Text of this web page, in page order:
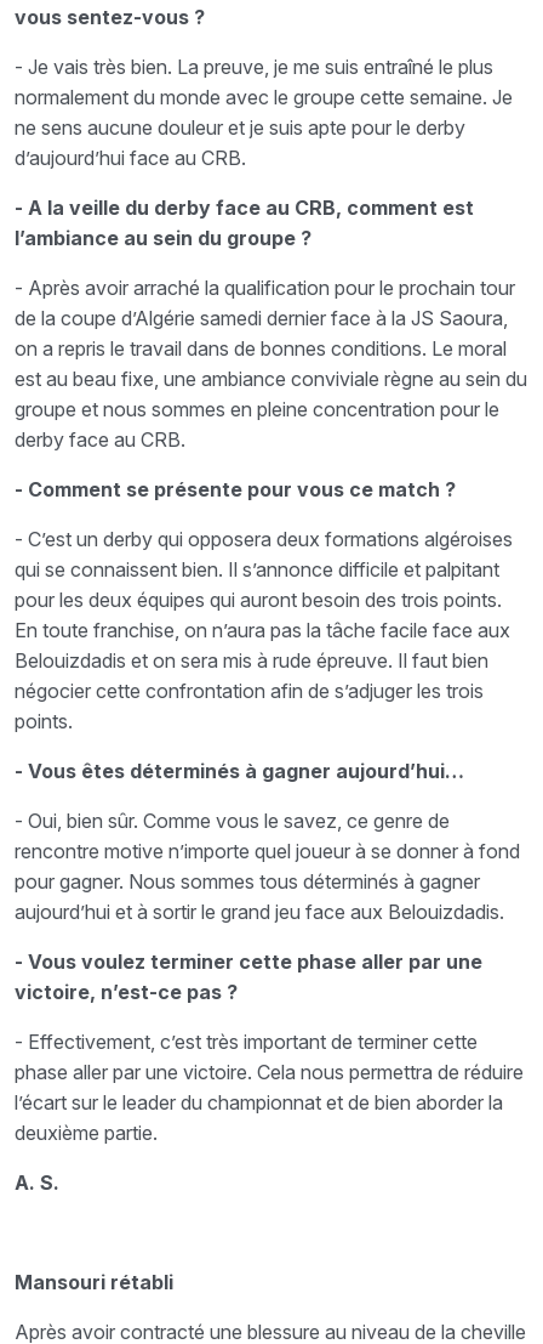
vous sentez-vous ?
- Je vais très bien. La preuve, je me suis entraîné le plus
normalement du monde avec le groupe cette semaine. Je
ne sens aucune douleur et je suis apte pour le derby
d’aujourd’hui face au CRB.
- A la veille du derby face au CRB, comment est
l’ambiance au sein du groupe ?
- Après avoir arraché la qualification pour le prochain tour
de la coupe d’Algérie samedi dernier face à la JS Saoura,
on a repris le travail dans de bonnes conditions. Le moral
est au beau fixe, une ambiance conviviale règne au sein du
groupe et nous sommes en pleine concentration pour le
derby face au CRB.
- Comment se présente pour vous ce match ?
- C’est un derby qui opposera deux formations algéroises
qui se connaissent bien. Il s’annonce difficile et palpitant
pour les deux équipes qui auront besoin des trois points.
En toute franchise, on n’aura pas la tâche facile face aux
Belouizdadis et on sera mis à rude épreuve. Il faut bien
négocier cette confrontation afin de s’adjuger les trois
points.
- Vous êtes déterminés à gagner aujourd’hui…
- Oui, bien sûr. Comme vous le savez, ce genre de
rencontre motive n’importe quel joueur à se donner à fond
pour gagner. Nous sommes tous déterminés à gagner
aujourd’hui et à sortir le grand jeu face aux Belouizdadis.
- Vous voulez terminer cette phase aller par une
victoire, n’est-ce pas ?
- Effectivement, c’est très important de terminer cette
phase aller par une victoire. Cela nous permettra de réduire
l’écart sur le leader du championnat et de bien aborder la
deuxième partie.
A. S.
Mansouri rétabli
Après avoir contracté une blessure au niveau de la cheville